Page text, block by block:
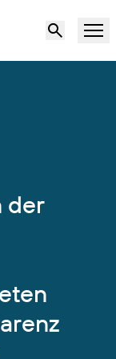
CODIERUNG
der